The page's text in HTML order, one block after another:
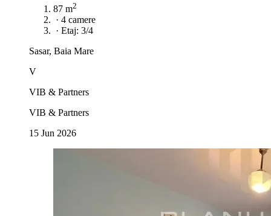
87 m2
· 4 camere
· Etaj: 3/4
Sasar, Baia Mare
V
VIB & Partners
VIB & Partners
15 Jun 2026